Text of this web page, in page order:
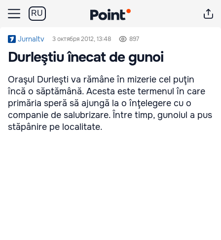
RU
Jurnaltv 3 октября 2012, 13:48 897
Durleştiu înecat de gunoi
Oraşul Durleşti va rămâne în mizerie cel puţin
încă o săptămână. Acesta este termenul în care
primăria speră să ajungă la o înţelegere cu o
companie de salubrizare. Între timp, gunoiul a pus
stăpânire pe localitate.